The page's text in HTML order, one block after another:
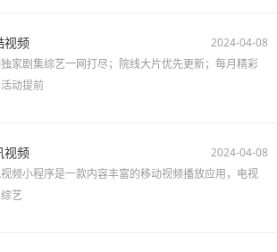
视频
2024-04-08
家剧集综艺一网打尽；院线大片优先更新；每月精彩
动提前
视频
2024-04-08
频小程序是一款内容丰富的移动视频播放应用，电视
艺